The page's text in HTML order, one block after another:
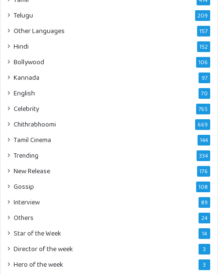
Telugu 209
Other Languages 157
Hindi 152
Bollywood 106
Kannada 97
English 70
Celebrity 765
Chithrabhoomi 669
Tamil Cinema 144
Trending 334
New Release 176
Gossip 108
Interview 89
Others 24
Star of the Week 14
Director of the week 3
Hero of the week 3